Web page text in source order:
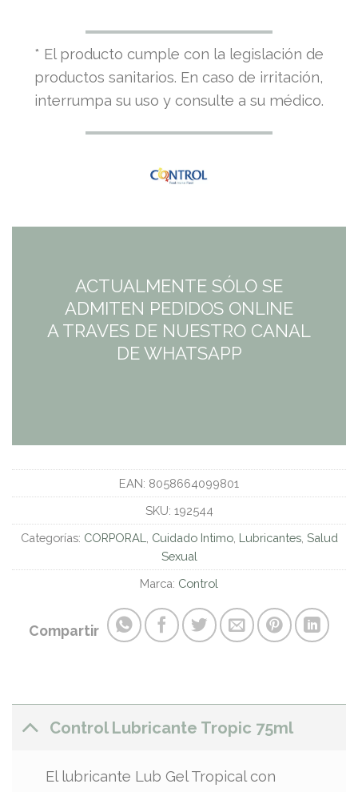
* El producto cumple con la legislación de
productos sanitarios. En caso de irritación,
interrumpa su uso y consulte a su médico.
ACTUALMENTE SÓLO SE
ADMITEN PEDIDOS ONLINE
A TRAVES DE NUESTRO CANAL
DE WHATSAPP
EAN: 8058664099801
SKU: 192544
Categorías: CORPORAL Cuidado Intimo, Lubricantes, Salud
Sexual
Marca: Control
Compartir
Control Lubricante Tropic 75ml
El lubricante Lub Gel Tropical con